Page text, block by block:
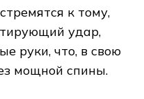
к тому,
удар,
руки, что, в свою
мощной спины.